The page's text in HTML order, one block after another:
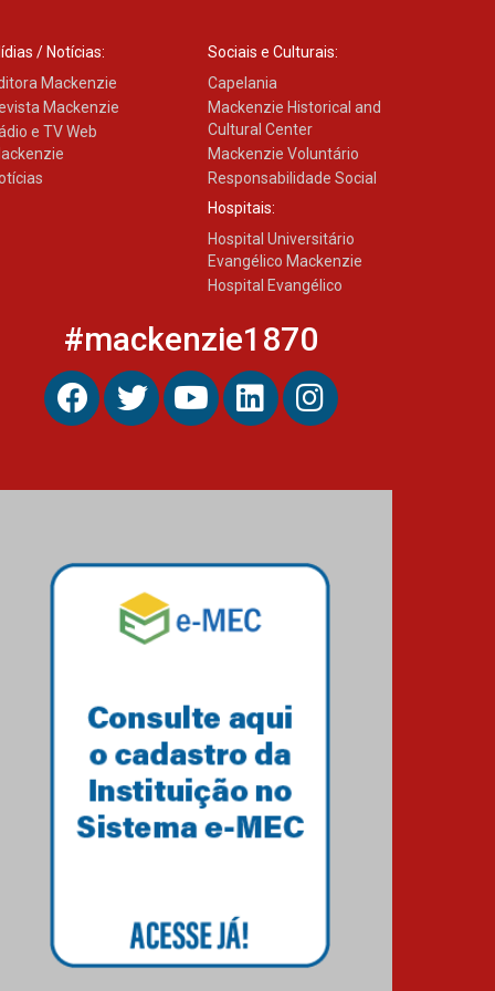
/ Notícias:
Mackenzie
Mackenzie
e TV Web
Sociais e Culturais:
Capelania
Mackenzie Historical and
Cultural Center
Mackenzie Voluntário
Responsabilidade Social
Hospitais:
Hospital Universitário
Evangélico Mackenzie
Hospital Evangélico
#mackenzie1870